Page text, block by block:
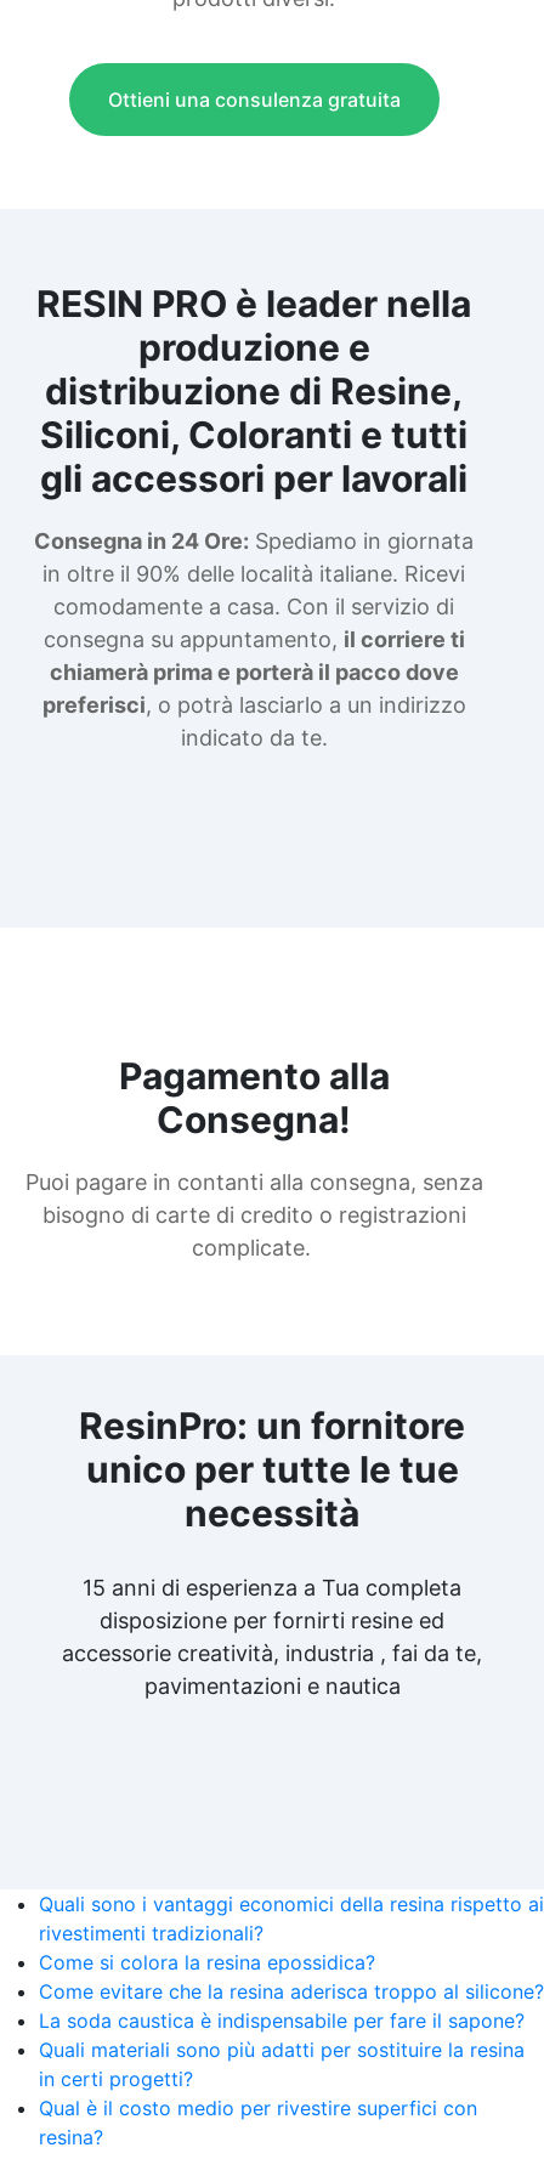
Ottieni una consulenza gratuita
RESIN PRO è leader nella
produzione e
distribuzione di Resine,
Siliconi, Coloranti e tutti
gli accessori per lavorali
Consegna in 24 Ore: Spediamo in giornata
in oltre il 90% delle località italiane. Ricevi
comodamente a casa. Con il servizio di
consegna su appuntamento, il corriere ti
chiamerà prima e porterà il pacco dove
preferisci, o potrà lasciarlo a un indirizzo
indicato da te.
Pagamento alla
Consegna!
Puoi pagare in contanti alla consegna, senza
bisogno di carte di credito o registrazioni
complicate.
ResinPro: un fornitore
unico per tutte le tue
necessità
15 anni di esperienza a Tua completa
disposizione per fornirti resine ed
accessorie creatività, industria , fai da te,
pavimentazioni e nautica
Quali sono i vantaggi economici della resina rispetto ai
rivestimenti tradizionali?
Come si colora la resina epossidica?
Come evitare che la resina aderisca troppo al silicone?
La soda caustica è indispensabile per fare il sapone?
Quali materiali sono più adatti per sostituire la resina
in certi progetti?
Qual è il costo medio per rivestire superfici con
resina?